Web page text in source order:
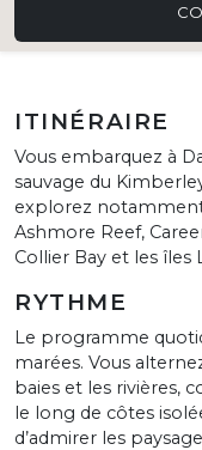
ITINÉRAIRE
Vous embarquez à
sauvage du
explorez notamment
Ashmore Reef,
Collier Bay et les îles
RYTHME
Le programme
marées. Vous
baies et les rivières,
le long de côtes
d’admirer les